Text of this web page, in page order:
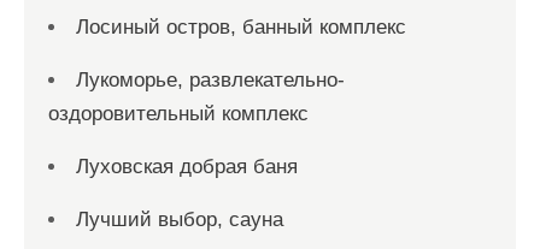
Лосиный остров, банный комплекс
Лукоморье, развлекательно-
оздоровительный комплекс
Луховская добрая баня
Лучший выбор, сауна